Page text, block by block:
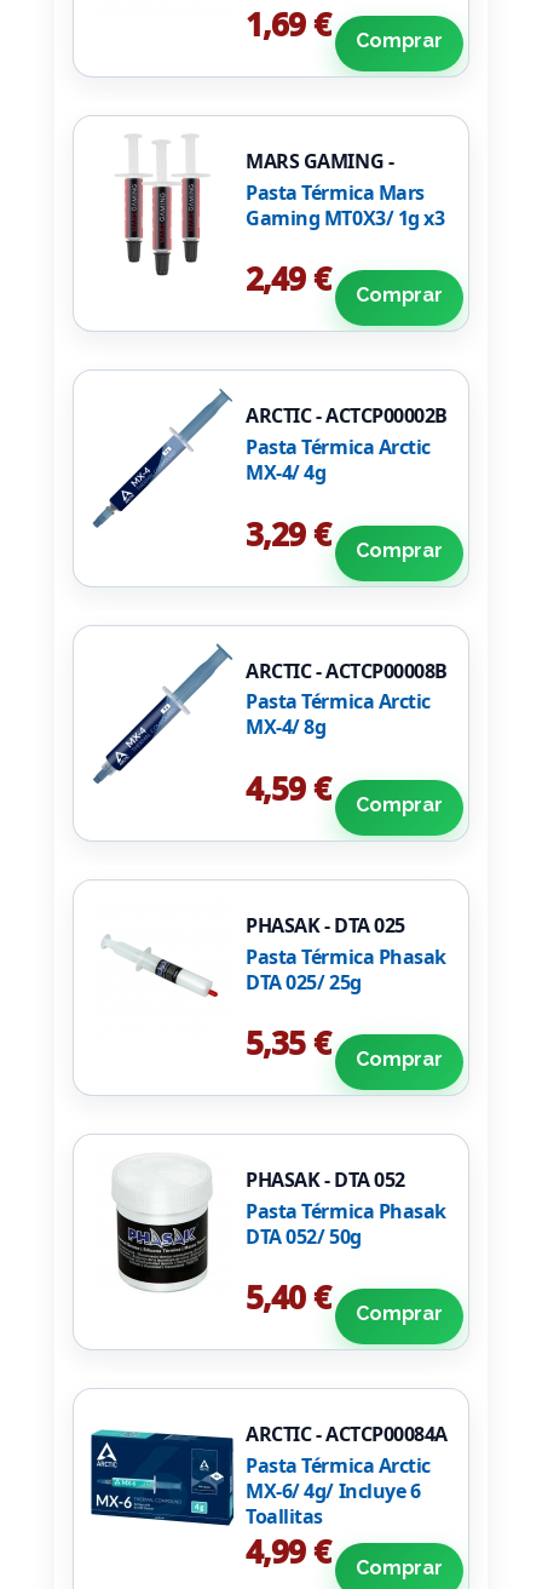
1,69 € Comprar
MARS GAMING -
MT0X3
Pasta Térmica Mars
Gaming MT0X3/ 1g x3
2,49 € Comprar
ARCTIC - ACTCP00002B
Pasta Térmica Arctic
MX-4/ 4g
3,29 € Comprar
ARCTIC - ACTCP00008B
Pasta Térmica Arctic
MX-4/ 8g
4,59 € Comprar
PHASAK - DTA 025
Pasta Térmica Phasak
DTA 025/ 25g
5,35 € Comprar
PHASAK - DTA 052
Pasta Térmica Phasak
DTA 052/ 50g
5,40 € Comprar
ARCTIC - ACTCP00084A
Pasta Térmica Arctic
MX-6/ 4g/ Incluye 6
Toallitas
4,99 € Comprar